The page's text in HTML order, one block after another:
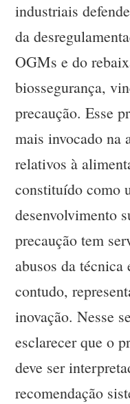
industriais
da
OGMs e do
biossegurança,
precaução. Esse
mais invocado na
relativos à
constituído como
desenvolvimento
precaução tem
abusos da
contudo,
inovação. Nesse
esclarecer que o
deve ser
recomendação